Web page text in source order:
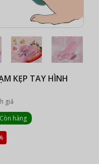
KẸP TAY HÌNH
giá
Còn hàng